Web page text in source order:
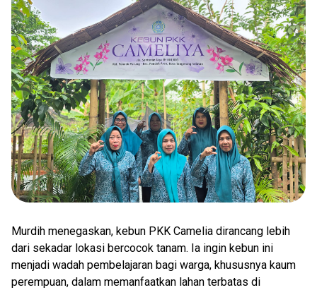
Murdih menegaskan, kebun PKK Camelia dirancang lebih
dari sekadar lokasi bercocok tanam. Ia ingin kebun ini
menjadi wadah pembelajaran bagi warga, khususnya kaum
perempuan, dalam memanfaatkan lahan terbatas di